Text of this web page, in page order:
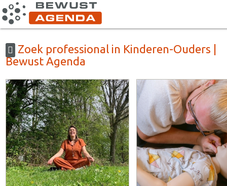
Zoek professional in Kinderen-Ouders |
Bewust Agenda